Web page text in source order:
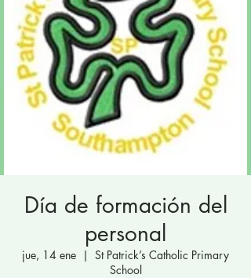
Día de formación del
personal
jue, 14 ene
  |
St Patrick’s Catholic Primary
School